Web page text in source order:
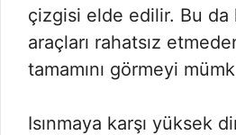
çizgisi elde edilir. Bu da
araçları rahatsız
tamamını görmeyi
Isınmaya karşı yüksek